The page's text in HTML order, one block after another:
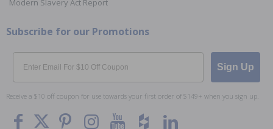
Modern Slavery Act Report
Subscribe for our Promotions
Email
Sign Up
Receive a $10 off coupon for use towards your first order of $149+ when you sign up.